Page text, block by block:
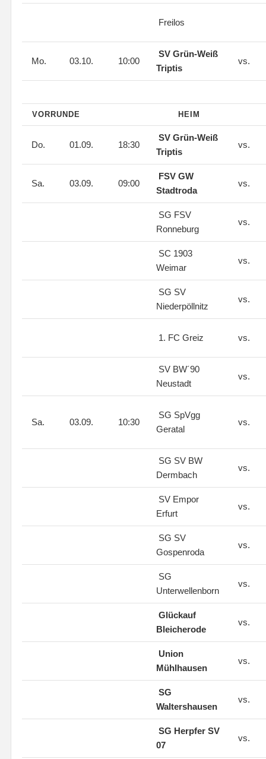
Freilos
Mo. 03.10. 10:00
SV Grün-Weiß
Triptis
vs.
VORRUNDE HEIM
Do. 01.09. 18:30
SV Grün-Weiß
Triptis
vs.
Sa. 03.09. 09:00
FSV GW
Stadtroda
vs.
SG FSV
Ronneburg
vs.
SC 1903
Weimar
vs.
SG SV
Niederpöllnitz
vs.
1. FC Greiz vs.
SV BW´90
Neustadt
vs.
Sa. 03.09. 10:30
SG SpVgg
Geratal
vs.
SG SV BW
Dermbach
vs.
SV Empor
Erfurt
vs.
SG SV
Gospenroda
vs.
SG
Unterwellenborn
vs.
Glückauf
Bleicherode
vs.
Union
Mühlhausen
vs.
SG
Waltershausen
vs.
SG Herpfer SV
07
vs.